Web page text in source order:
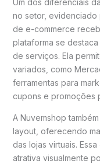
Um dos diferenciais
no setor, evidenciado
de e-commerce
plataforma se
de serviços. Ela
variados, como
ferramentas para
cupons e promoções
A Nuvemshop
layout, oferecendo
das lojas virtuais.
atrativa visualmente